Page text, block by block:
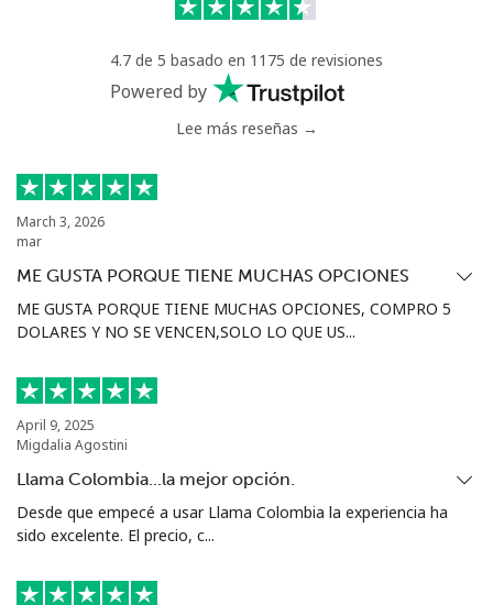
⁦1.6¢⁩ 312 min por ⁦$5⁩
Línea fija ⁦58.9¢⁩
Celular
4.7 de 5 basado en 1175 de revisiones
Powered by
Lee más reseñas →
March 3, 2026
mar
ME GUSTA PORQUE TIENE MUCHAS OPCIONES
ME GUSTA PORQUE TIENE MUCHAS OPCIONES, COMPRO 5
DOLARES Y NO SE VENCEN,SOLO LO QUE US...
April 9, 2025
Migdalia Agostini
Llama Colombia...la mejor opción.
Desde que empecé a usar Llama Colombia la experiencia ha
sido excelente. El precio, c...